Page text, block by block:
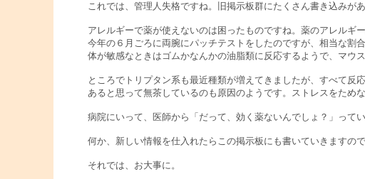
これでは、管理人失格ですね。旧掲示板群にたくさん書き込みが
アレルギーで薬が使えないのは困ったものですね。薬のアレルギ
今年の６月ごろに両腕にパッチテストをしたのですが、相当な割
体が敏感なときはゴムかなんかの油脂類に反応するようで、マウ
ところでトリプタン系も最近種類が増えてきましたが、すべて
あると思って無茶しているのも原因のようです。ストレスをため
病院にいって、医師から「だって、効く薬ないんでしょ？」って
何か、新しい情報を仕入れたらこの掲示板にも書いていきますの
それでは、お大事に。